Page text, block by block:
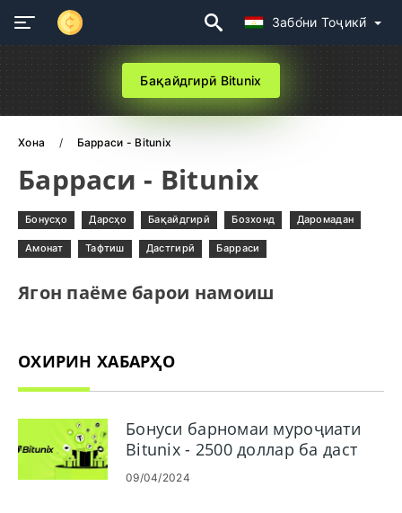
Забо́ни Тоҷикӣ́
Бақайдгирӣ Bitunix
Хона Барраси - Bitunix
Барраси - Bitunix
Бонусҳо Дарсҳо Бақайдгирӣ Бозхонд Даромадан
Амонат Тафтиш Дастгирӣ Барраси
Ягон паёме барои намоиш
ОХИРИН ХАБАРҲО
Бонуси барномаи муроҷиати
Bitunix - 2500 доллар ба даст
оред
09/04/2024